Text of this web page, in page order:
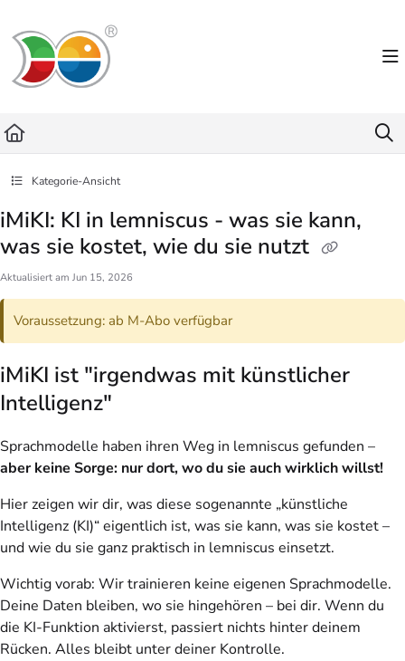
Fetch the complete documentation index at:
Use this file to discover all available pages before exploring further.
Kategorie-Ansicht
iMiKI: KI in lemniscus - was sie kann,
was sie kostet, wie du sie nutzt
Aktualisiert am Jun 15, 2026
Voraussetzung: ab M-Abo verfügbar
iMiKI ist "irgendwas mit künstlicher
Intelligenz"
Sprachmodelle haben ihren Weg in lemniscus gefunden –
aber keine Sorge: nur dort, wo du sie auch wirklich willst!
Hier zeigen wir dir, was diese sogenannte „künstliche
Intelligenz (KI)“ eigentlich ist, was sie kann, was sie kostet –
und wie du sie ganz praktisch in lemniscus einsetzt.
Wichtig vorab: Wir trainieren keine eigenen Sprachmodelle.
Deine Daten bleiben, wo sie hingehören – bei dir. Wenn du
die KI-Funktion aktivierst, passiert nichts hinter deinem
Rücken. Alles bleibt unter deiner Kontrolle.